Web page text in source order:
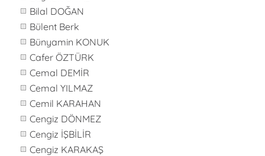
Bilal DOĞAN
Bülent Berk
Bünyamin KONUK
Cafer ÖZTÜRK
Cemal DEMİR
Cemal YILMAZ
Cemil KARAHAN
Cengiz DÖNMEZ
Cengiz İŞBİLİR
Cengiz KARAKAŞ